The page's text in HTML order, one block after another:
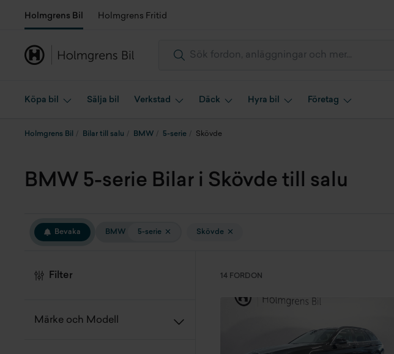
Holmgrens Bil Holmgrens Fritid
Köpa bil Sälja bil Verkstad Däck Hyra bil Företag
Holmgrens Bil Bilar till salu BMW 5-serie Skövde
BMW 5-serie Bilar i Skövde till salu
Bevaka BMW 5-serie Skövde
Filter
Märke och Modell
14 FORDON